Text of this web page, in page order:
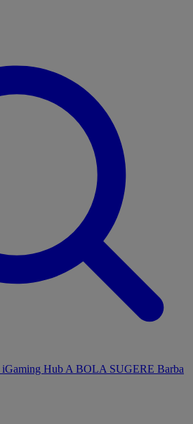
iGaming Hub A BOLA SUGERE Barba